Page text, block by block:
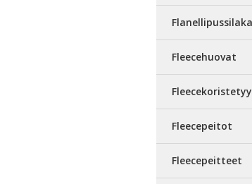
Fleecehuovat
Fleecepeitot
Fleecepeitteet